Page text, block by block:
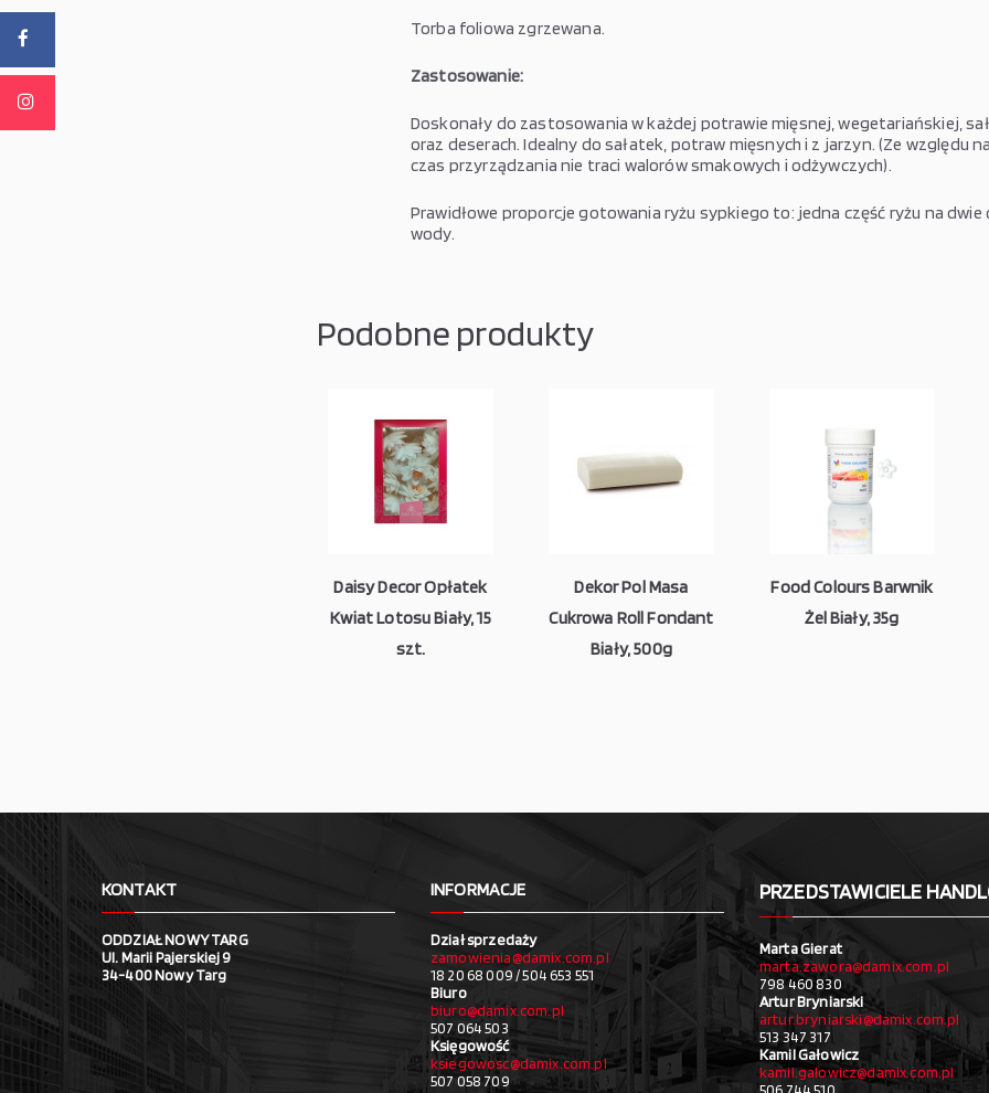
Torba foliowa zgrzewana.
Zastosowanie:
Doskonały do zastosowania w każdej potrawie mięsnej, wegetariańskiej,
oraz deserach. Idealny do sałatek, potraw mięsnych i z jarzyn. (Ze względu
czas przyrządzania nie traci walorów smakowych i odżywczych).
Prawidłowe proporcje gotowania ryżu sypkiego to: jedna część ryżu na dwie
wody.
Podobne produkty
Daisy Decor Opłatek
Kwiat Lotosu Biały, 15
szt.
Dekor Pol Masa
Cukrowa Roll Fondant
Biały, 500g
Food Colours Barwnik
Żel Biały, 35g
KONTAKT
ODDZIAŁ NOWY TARG
Ul. Marii Pajerskiej 9
34-400 Nowy Targ
INFORMACJE
Dział sprzedaży
zamowienia@damix.com.pl
18 20 68 009 / 504 653 551
Biuro
biuro@damix.com.pl
507 064 503
Księgowość
ksiegowosc@damix.com.pl
507 058 709
PRZEDSTAWICIELE
Marta Gierat
marta.zawora@damix.com.pl
798 460 830
Artur Bryniarski
artur.bryniarski@damix.com.pl
513 347 317
Kamil Gałowicz
kamil.galowicz@damix.com.pl